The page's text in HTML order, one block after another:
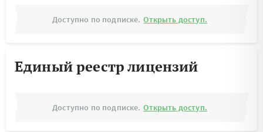
Доступно по подписке. Открыть доступ.
Единый реестр лицензий
Доступно по подписке. Открыть доступ.